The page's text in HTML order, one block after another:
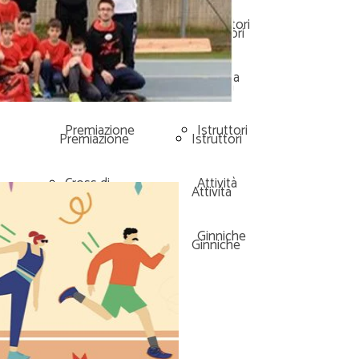
Cavour 11/22
12/11/2022
Premiazione
Cross di
Pedro
Allenatori
Atletica
Istruttori
Attività
Ginniche
Cavour 11/22
12/11/2022
Premiazione
Cross di
Pedro
Allenatori
Atletica
Istruttori
Attività
Ginniche